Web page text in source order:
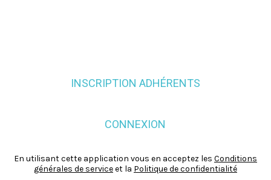
INSCRIPTION ADHÉRENTS
CONNEXION
En utilisant cette application vous en acceptez les Conditions
générales de serviceet la Politique de confidentialité